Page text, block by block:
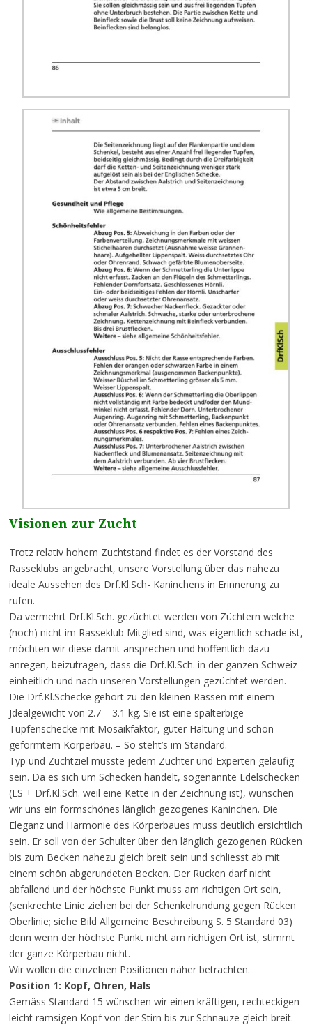
Visionen zur Zucht
Trotz relativ hohem Zuchtstand findet es der Vorstand des
Rasseklubs angebracht, unsere Vorstellung über das nahezu
ideale Aussehen des Drf.Kl.Sch- Kaninchens in Erinnerung zu
rufen.
Da vermehrt Drf.Kl.Sch. gezüchtet werden von Züchtern welche
(noch) nicht im Rasseklub Mitglied sind, was eigentlich schade ist,
möchten wir diese damit ansprechen und hoffentlich dazu
anregen, beizutragen, dass die Drf.Kl.Sch. in der ganzen Schweiz
einheitlich und nach unseren Vorstellungen gezüchtet werden.
Die Drf.Kl.Schecke gehört zu den kleinen Rassen mit einem
Jdealgewicht von 2.7 – 3.1 kg. Sie ist eine spalterbige
Tupfenschecke mit Mosaikfaktor, guter Haltung und schön
geformtem Körperbau. – So steht’s im Standard.
Typ und Zuchtziel müsste jedem Züchter und Experten geläufig
sein. Da es sich um Schecken handelt, sogenannte Edelschecken
(ES + Drf.Kl.Sch. weil eine Kette in der Zeichnung ist), wünschen
wir uns ein formschönes länglich gezogenes Kaninchen. Die
Eleganz und Harmonie des Körperbaues muss deutlich ersichtlich
sein. Er soll von der Schulter über den länglich gezogenen Rücken
bis zum Becken nahezu gleich breit sein und schliesst ab mit
einem schön abgerundeten Becken. Der Rücken darf nicht
abfallend und der höchste Punkt muss am richtigen Ort sein,
(senkrechte Linie ziehen bei der Schenkelrundung gegen Rücken
Oberlinie; siehe Bild Allgemeine Beschreibung S. 5 Standard 03)
denn wenn der höchste Punkt nicht am richtigen Ort ist, stimmt
der ganze Körperbau nicht.
Wir wollen die einzelnen Positionen näher betrachten.
Position 1: Kopf, Ohren, Hals
Gemäss Standard 15 wünschen wir einen kräftigen, rechteckigen
leicht ramsigen Kopf von der Stirn bis zur Schnauze gleich breit.